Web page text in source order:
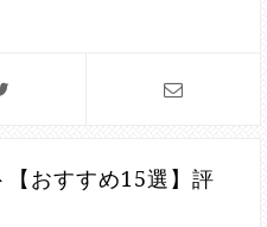
おすすめ15選】評